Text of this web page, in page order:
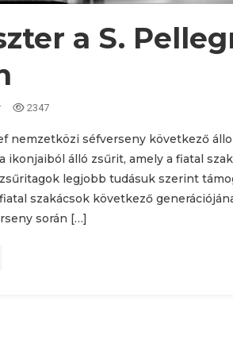
a S.
2347
nemzetközi séfverseny következő
ikonjaiból álló zsűrit, amely a fiatal
legjobb tudásuk szerint
szakácsok következő
során […]